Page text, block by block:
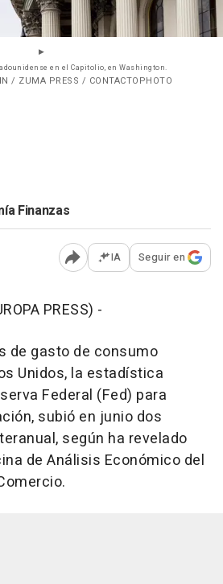
en el Capitolio, en Washington.
/ ZUMA PRESS / CONTACTOPHOTO
Finanzas
Abrir opciones para
IA Seguir en
PRESS) -
de gasto de consumo
Unidos, la estadística
Federal (Fed) para
subió en junio dos
según ha revelado
de Análisis Económico del